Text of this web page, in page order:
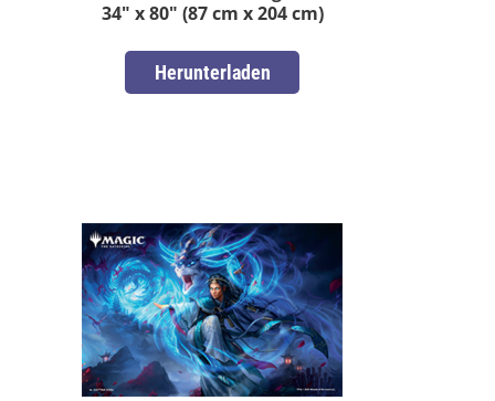
34" x 80" (87 cm x 204 cm)
Herunterladen